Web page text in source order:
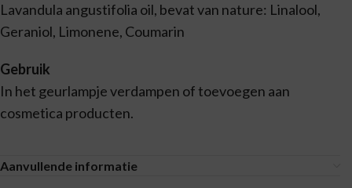
Lavandula angustifolia oil, bevat van nature: Linalool,
Geraniol, Limonene, Coumarin
Gebruik
In het geurlampje verdampen of toevoegen aan
cosmetica producten.
Aanvullende informatie